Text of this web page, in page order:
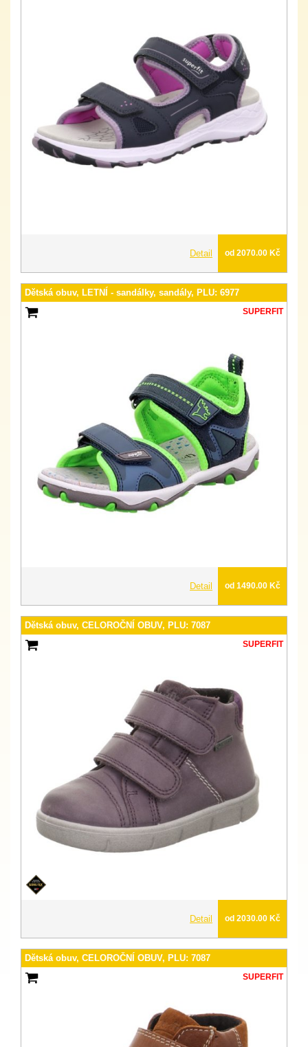
Detail od 2070.00 Kč
Dětská obuv, LETNÍ - sandálky, sandály, PLU: 6977
SUPERFIT
Detail od 1490.00 Kč
Dětská obuv, CELOROČNÍ OBUV, PLU: 7087
SUPERFIT
Detail od 2030.00 Kč
Dětská obuv, CELOROČNÍ OBUV, PLU: 7087
SUPERFIT